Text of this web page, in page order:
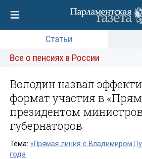
Статьи
Все о пенсиях в России
Володин назвал
формат участия в
президентом
губернаторов
Тема: «Прямая линия с Владимиром
года